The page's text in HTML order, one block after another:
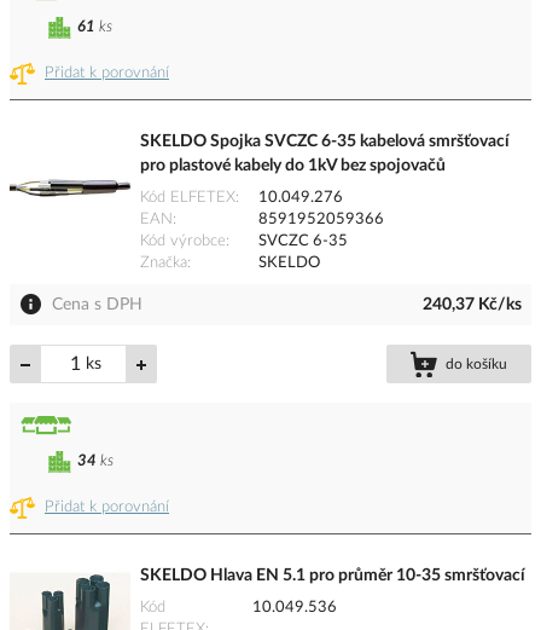
Přidat k porovnání
61 ks
SKELDO Spojka SVCZC 6-35 kabelová smršťovací
pro plastové kabely do 1kV bez spojovačů
Kód ELFETEX
10.049.276
EAN
8591952059366
Kód výrobce
SVCZC 6-35
Značka
SKELDO
Cena s DPH 240,37 Kč/ks
ks do košíku
Přidat k porovnání
34 ks
SKELDO Hlava EN 5.1 pro průměr 10-35 smršťovací
Kód
10.049.536